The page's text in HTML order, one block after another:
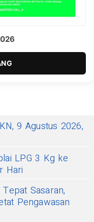
9 Agustus 2026,
LPG 3 Kg ke
Hari
Sasaran,
Pengawasan